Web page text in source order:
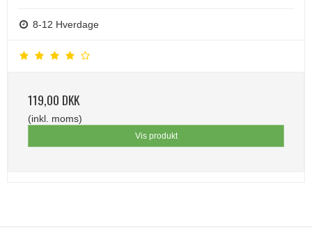
8-12 Hverdage
119,00 DKK
(inkl. moms)
Vis produkt